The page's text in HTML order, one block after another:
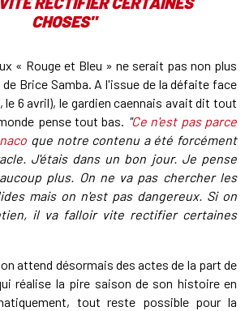
CHOSES"
« Rouge et Bleu » ne serait pas non plus
Brice Samba. A l'issue de la défaite face
le 6 avril), le gardien caennais avait dit tout
pense tout bas. "Ce n'est pas parce
que notre contenu a été forcément
J'étais dans un bon jour. Je pense
plus. On ne va pas chercher les
mais on n'est pas dangereux. Si on
il va falloir vite rectifier certaines
attend désormais des actes de la part de
réalise la pire saison de son histoire en
tout reste possible pour la